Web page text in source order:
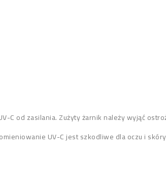
C od zasilania. Zużyty żarnik należy wyjąć
UV-C jest szkodliwe dla oczu i